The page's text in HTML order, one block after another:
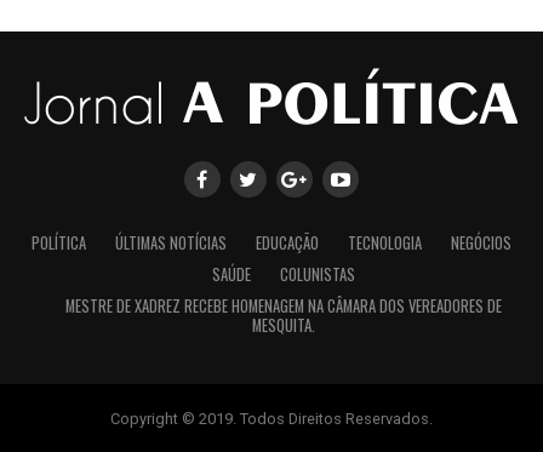
POLÍTICA ÚLTIMAS NOTÍCIAS EDUCAÇÃO TECNOLOGIA
NEGÓCIOS
SAÚDE
COLUNISTAS
MESTRE DE XADREZ RECEBE HOMENAGEM NA CÂMARA DOS VEREADORES DE
MESQUITA.
Copyright © 2019. Todos Direitos Reservados.